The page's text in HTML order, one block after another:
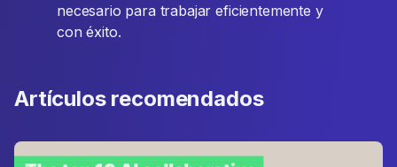
necesario para trabajar eficientemente y
con éxito.
Artículos recomendados